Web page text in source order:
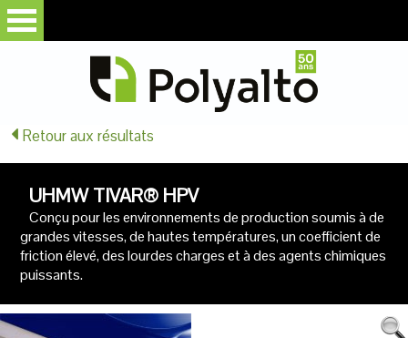
Retour aux résultats
UHMW TIVAR® HPV
Conçu pour les environnements de production soumis à de
grandes vitesses, de hautes températures, un coefficient de
friction élevé, des lourdes charges et à des agents chimiques
puissants.